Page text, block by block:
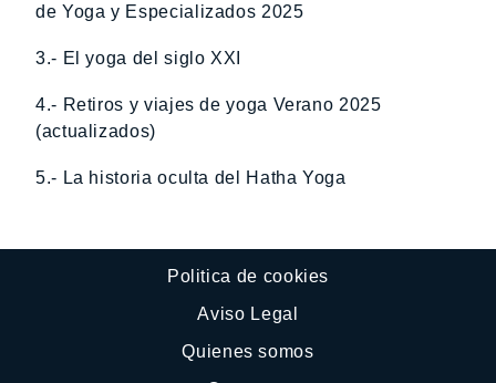
de Yoga y Especializados 2025
3.- El yoga del siglo XXI
4.- Retiros y viajes de yoga Verano 2025
(actualizados)
5.- La historia oculta del Hatha Yoga
Politica de cookies
Aviso Legal
Quienes somos